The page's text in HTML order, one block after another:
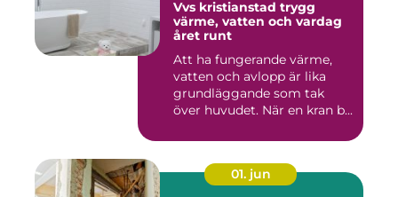
Vvs kristianstad trygg
värme, vatten och vardag
året runt
Att ha fungerande värme,
vatten och avlopp är lika
grundläggande som tak
över huvudet. När en kran b...
01. jun